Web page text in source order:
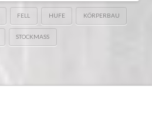
FELL HUFE KÖRPERBAU
STOCKMASS